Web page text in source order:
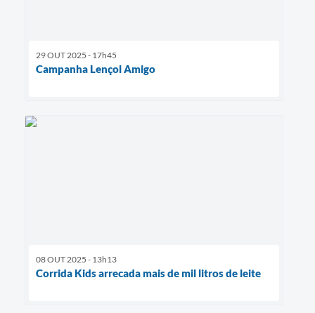
29 OUT 2025 - 17h45
Campanha Lençol Amigo
08 OUT 2025 - 13h13
Corrida Kids arrecada mais de mil litros de leite